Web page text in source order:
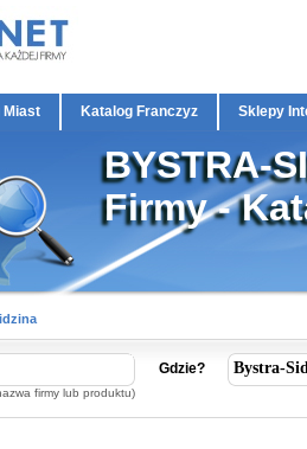
Miast Katalog Franczyz Sklepy
BYSTRA-
Firmy -
firmy lub produktu)
Gdzie?